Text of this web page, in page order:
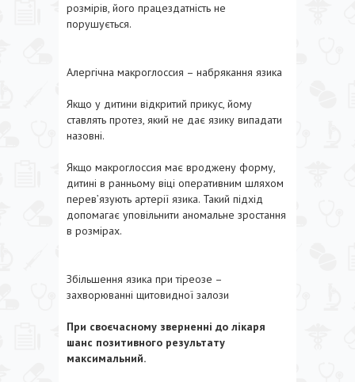
розмірів, його працездатність не
порушується.
Алергічна макроглоссия – набрякання язика
Якщо у дитини відкритий прикус, йому
ставлять протез, який не дає язику випадати
назовні.
Якщо макроглоссия має вроджену форму,
дитині в ранньому віці оперативним шляхом
перев’язують артерії язика. Такий підхід
допомагає уповільнити аномальне зростання
в розмірах.
Збільшення язика при тіреозе –
захворюванні щитовидної залози
При своєчасному зверненні до лікаря
шанс позитивного результату
максимальний.